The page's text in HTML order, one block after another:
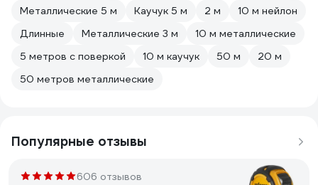
Металлические 5 м
Каучук 5 м 2 м
10 м нейлон
Длинные
Металлические 3 м
10 м металлические
5 метров с поверкой
10 м каучук 50 м
20 м
50 метров металлические
Популярные отзывы
606 отзывов